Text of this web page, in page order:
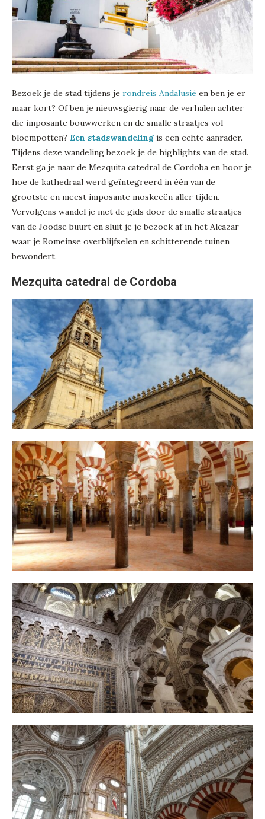
Bezoek je de stad tijdens je rondreis Andalusië en ben je er
maar kort? Of ben je nieuwsgierig naar de verhalen achter
die imposante bouwwerken en de smalle straatjes vol
bloempotten? Een stadswandeling is een echte aanrader.
Tijdens deze wandeling bezoek je de highlights van de stad.
Eerst ga je naar de Mezquita catedral de Cordoba en hoor je
hoe de kathedraal werd geïntegreerd in één van de
grootste en meest imposante moskeeën aller tijden.
Vervolgens wandel je met de gids door de smalle straatjes
van de Joodse buurt en sluit je je bezoek af in het Alcazar
waar je Romeinse overblijfselen en schitterende tuinen
bewondert.
Mezquita catedral de Cordoba